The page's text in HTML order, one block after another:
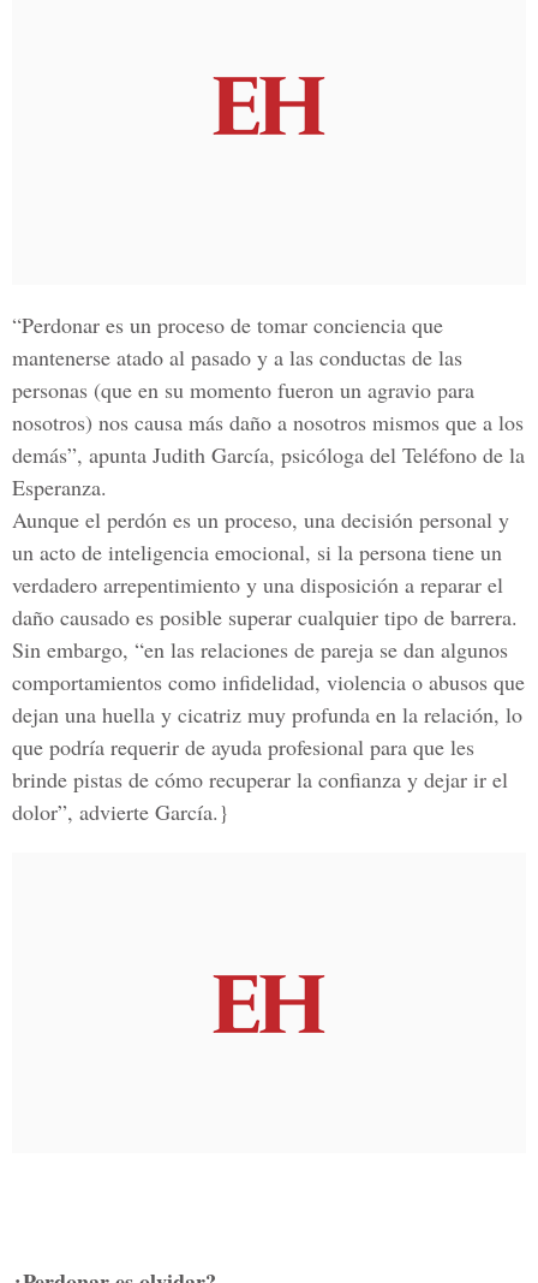
“Perdonar es un proceso de tomar conciencia que
mantenerse atado al pasado y a las conductas de las
personas (que en su momento fueron un agravio para
nosotros) nos causa más daño a nosotros mismos que a los
demás”, apunta Judith García, psicóloga del Teléfono de la
Esperanza.
Aunque el perdón es un proceso, una decisión personal y
un acto de inteligencia emocional, si la persona tiene un
verdadero arrepentimiento y una disposición a reparar el
daño causado es posible superar cualquier tipo de barrera.
Sin embargo, “en las relaciones de pareja se dan algunos
comportamientos como infidelidad, violencia o abusos que
dejan una huella y cicatriz muy profunda en la relación, lo
que podría requerir de ayuda profesional para que les
brinde pistas de cómo recuperar la confianza y dejar ir el
dolor”, advierte García.}